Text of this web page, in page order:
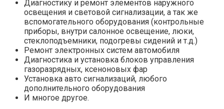
Диагностику и ремонт элементов наружного
освещения и световой сигнализации, а так же
вспомогательного оборудования (контрольные
приборы, внутри салонное освещение, люки,
стеклоподъемники, подогревы сидений и т.д.)
Ремонт электронных систем автомобиля
Диагностика и установка блоков управления
газоразрядных, ксеноновых фар
Установка авто сигнализаций, любого
дополнительного оборудования
И многое другое.